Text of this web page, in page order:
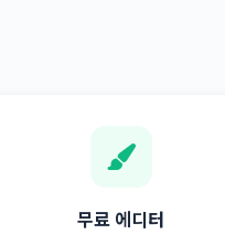
무료 에디터